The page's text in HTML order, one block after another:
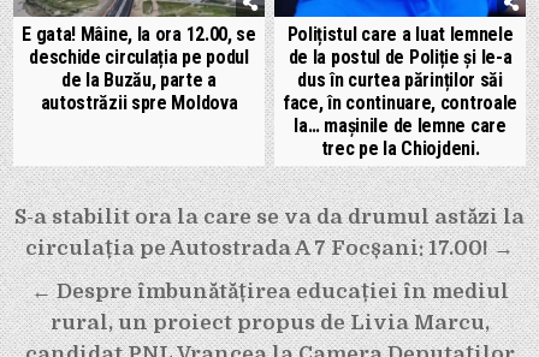
E gata! Mâine, la ora 12.00, se
deschide circulația pe podul
de la Buzău, parte a
autostrăzii spre Moldova
Polițistul care a luat lemnele
de la postul de Poliție și le-a
dus în curtea părinților săi
face, în continuare, controale
la… mașinile de lemne care
trec pe la Chiojdeni.
Navigare
în
articole
S-a stabilit ora la care se va da drumul astăzi la
circulația pe Autostrada A 7 Focșani: 17.00! →
← Despre îmbunătățirea educației în mediul
rural, un proiect propus de Livia Marcu,